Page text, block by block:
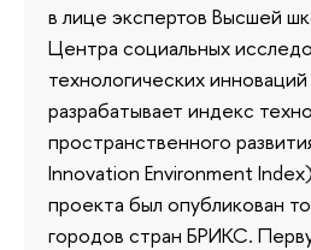
в лице экспертов Высшей
Центра социальных
технологических
разрабатывает индекс
пространственного
Innovation Environment
проекта был опубликован
городов стран БРИКС.